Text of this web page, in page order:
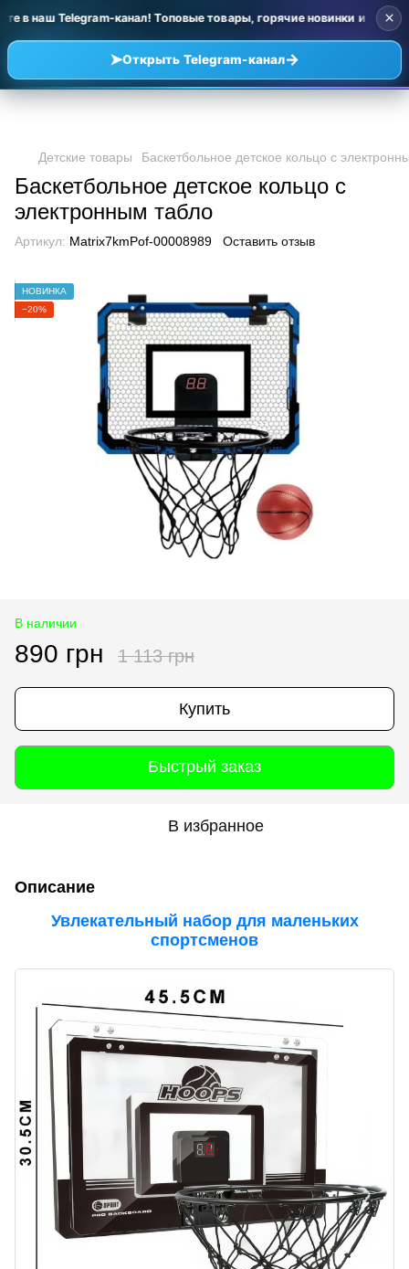
в наш Telegram-канал! Топовые товары, горячие новинки и
➤Открыть Telegram-канал→
×
Детские товары Баскетбольное детское кольцо с
Баскетбольное детское кольцо с
электронным табло
Артикул: Matrix7kmPof-00008989 Оставить отзыв
НОВИНКА
−20%
В наличии
890 грн 1 113 грн
Купить
Быстрый заказ
В избранное
Описание
Увлекательный набор для маленьких
спортсменов